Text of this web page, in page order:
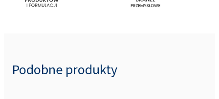
Podobne produkty